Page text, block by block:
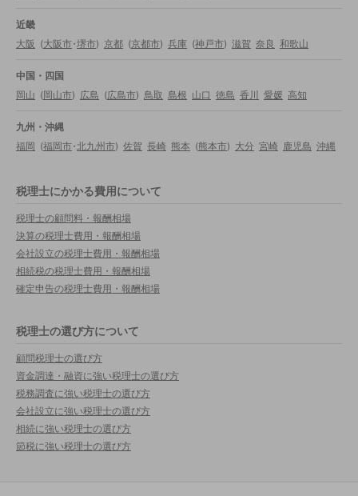
近畿
大阪 (大阪市・堺市) 京都 (京都市) 兵庫 (神戸市) 滋賀 奈良 和歌山
中国・四国
岡山 (岡山市) 広島 (広島市) 鳥取 島根 山口 徳島 香川 愛媛 高知
九州・沖縄
福岡 (福岡市・北九州市) 佐賀 長崎 熊本 (熊本市) 大分 宮崎 鹿児島 沖縄
税理士にかかる費用について
税理士の顧問料・報酬相場
決算の税理士費用・報酬相場
会社設立の税理士費用・報酬相場
相続税の税理士費用・報酬相場
確定申告の税理士費用・報酬相場
税理士の選び方について
顧問税理士の選び方
資金調達・融資に強い税理士の選び方
税務調査に強い税理士の選び方
会社設立に強い税理士の選び方
相続に強い税理士の選び方
節税に強い税理士の選び方